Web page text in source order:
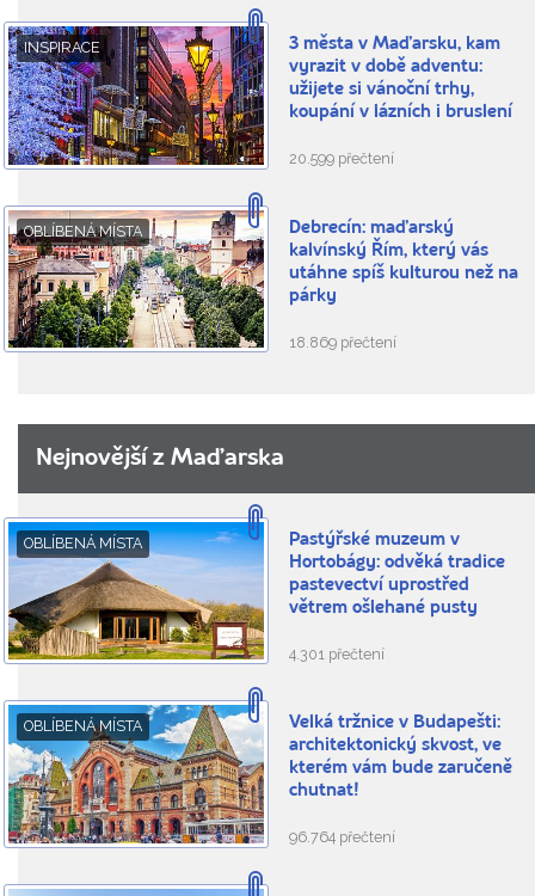
INSPIRACE
3 města v Maďarsku, kam
vyrazit v době adventu:
užijete si vánoční trhy,
koupání v lázních i bruslení
20.599 přečtení
OBLÍBENÁ MÍSTA
Debrecín: maďarský
kalvínský Řím, který vás
utáhne spíš kulturou než na
párky
18.869 přečtení
Nejnovější z Maďarska
OBLÍBENÁ MÍSTA
Pastýřské muzeum v
Hortobágy: odvěká tradice
pastevectví uprostřed
větrem ošlehané pusty
4.301 přečtení
OBLÍBENÁ MÍSTA
Velká tržnice v Budapešti:
architektonický skvost, ve
kterém vám bude zaručeně
chutnat!
96.764 přečtení